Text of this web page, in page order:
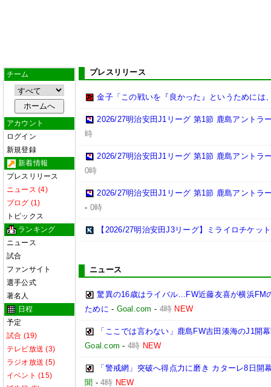
チーム
アカウント
ログイン
新規登録
新着情報
プレスリリース
ニュース (4)
ブログ (1)
トピックス
ランキング
ニュース
試合
ファンサイト
選手公式
著名人
日程
予定
試合 (19)
テレビ放送 (3)
ラジオ放送 (5)
イベント (15)
プレスリリース
金子「この戦いを『良かった』というためには
2026/27明治安田J1リーグ 第1節 鹿島アントラ
時
2026/27明治安田J1リーグ 第1節 鹿島アントラ
0時
2026/27明治安田J1リーグ 第1節 鹿島アントラ
- 0時
【2026/27明治安田J3リーグ】ミライロチケッ
ニュース
驚異の16歳はライバル…FW近藤友喜が横浜FM
ために - Goal.com - 4時 NEW
「ここでは言わない」鹿島FW吉田湊海のJ1開
Goal.com - 4時 NEW
「警戒網」突破へ得点力に磨き カターレ8日開
聞 -4時 NEW